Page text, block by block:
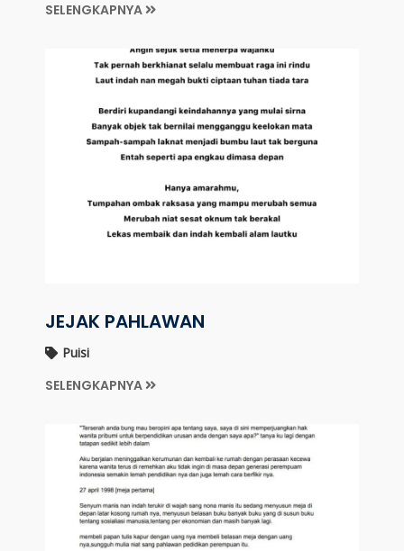
SELENGKAPNYA
JEJAK PAHLAWAN
Puisi
SELENGKAPNYA